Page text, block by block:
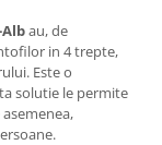
au, de
in 4 trepte,
Este o
solutie le permite